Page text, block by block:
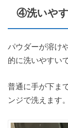
④洗いや
パウダーが溶け
的に洗いやすい
普通に手が下ま
ンジで洗えます。